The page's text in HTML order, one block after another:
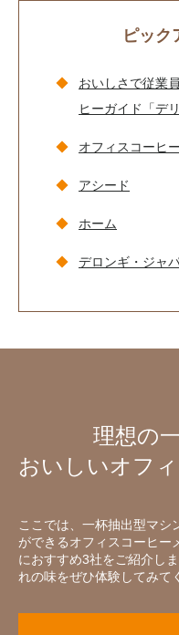
ピック
おいしさで従業
ヒーガイド「デ
オフィスコーヒ
アシード
ホーム
デロンギ・ジャ
理想の
おいしいオフ
ここでは、一杯抽出型マシ
ができるオフィスコーヒー
におすすめ3社をご紹介し
れの味をぜひ体験してみて